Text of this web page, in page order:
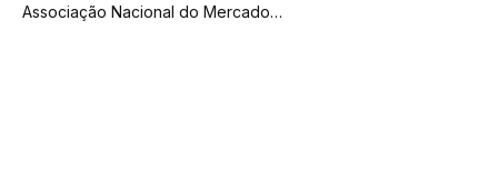
Associação Nacional do Mercado…